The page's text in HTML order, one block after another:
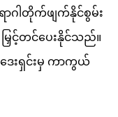
ဂါတိုက်ဖျက်နိုင်စွမ်း
ြှင့်တင်ပေးနိုင်သည်။
းရှင်းမှ ကာကွယ်